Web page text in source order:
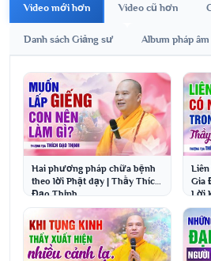
Video mới hơn Video cũ hơn
Danh sách Giảng sư Album pháp âm
Hai phương pháp chữa bệnh
theo lời Phật dạy | Thầy Thích
Đạo Thịnh
Gia
Lời